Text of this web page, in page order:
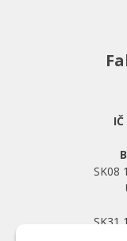
SK08
SK31